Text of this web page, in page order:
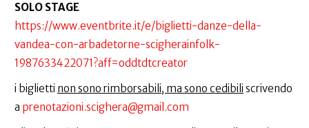
SOLO STAGE
https://www.eventbrite.it/e/biglietti-danze-della-
vandea-con-arbadetorne-scigherainfolk-
1987633422071?aff=oddtdtcreator
i biglietti non sono rimborsabili, ma sono cedibili scrivendo
a prenotazioni.scighera@gmail.com